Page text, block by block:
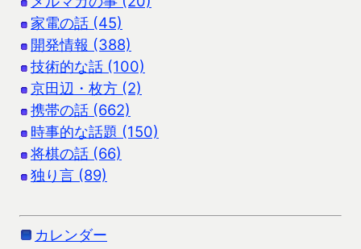
家電の話 (45)
開発情報 (388)
技術的な話 (100)
京田辺・枚方 (2)
携帯の話 (662)
時事的な話題 (150)
将棋の話 (66)
独り言 (89)
カレンダー